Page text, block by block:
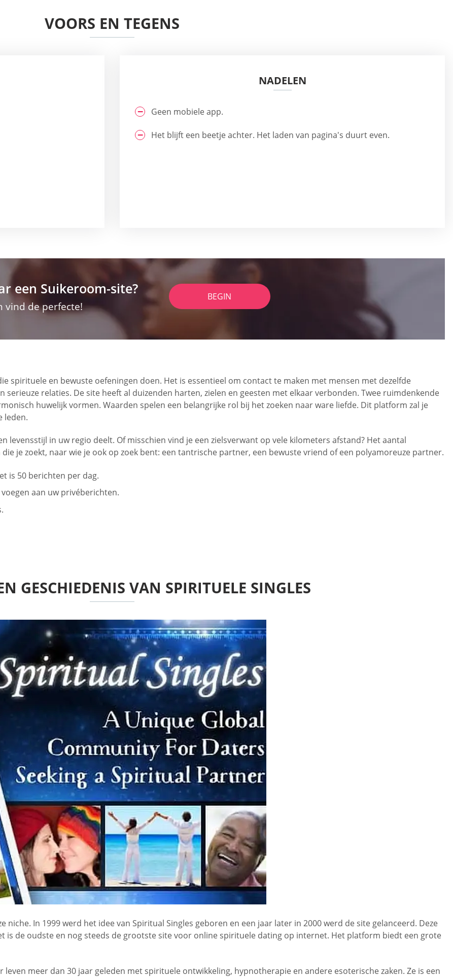
VOORS EN TEGENS
NADELEN
Geen mobiele app.
Het blijft een beetje achter. Het laden van pagina's duurt even.
een Suikeroom-site?
vind de perfecte!
BEGIN
spirituele en bewuste oefeningen doen. Het is essentieel om contact te maken met mensen met dezelfde
relaties. De site heeft al duizenden harten, zielen en geesten met elkaar verbonden. Twee ruimdenkende
huwelijk vormen. Waarden spelen een belangrijke rol bij het zoeken naar ware liefde. Dit platform zal je
leden.
levensstijl in uw regio deelt. Of misschien vind je een zielsverwant op vele kilometers afstand? Het aantal
je zoekt, naar wie je ook op zoek bent: een tantrische partner, een bewuste vriend of een polyamoreuze partner.
is 50 berichten per dag.
aan uw privéberichten.
GESCHIEDENIS VAN SPIRITUELE SINGLES
niche. In 1999 werd het idee van Spiritual Singles geboren en een jaar later in 2000 werd de site gelanceerd. Deze
is de oudste en nog steeds de grootste site voor online spirituele dating op internet. Het platform biedt een grote
leven meer dan 30 jaar geleden met spirituele ontwikkeling, hypnotherapie en andere esoterische zaken. Ze is een